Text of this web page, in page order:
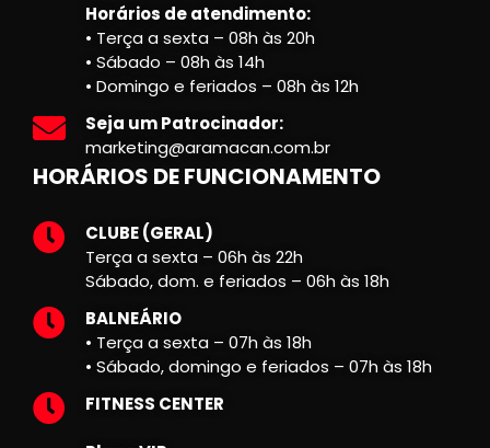
Horários de atendimento:
• Terça a sexta – 08h às 20h
• Sábado – 08h às 14h
• Domingo e feriados – 08h às 12h
Seja um Patrocinador:
marketing@aramacan.com.br
HORÁRIOS DE FUNCIONAMENTO
CLUBE (GERAL)
Terça a sexta – 06h às 22h
Sábado, dom. e feriados – 06h às 18h
BALNEÁRIO
• Terça a sexta – 07h às 18h
• Sábado, domingo e feriados – 07h às 18h
FITNESS CENTER